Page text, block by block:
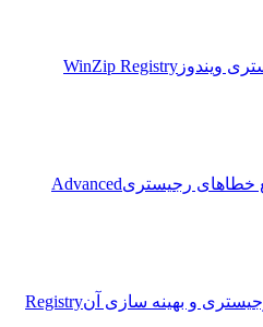
WinZip Registry
رجیستریAdvanced
و بهینه سازی آن Registry